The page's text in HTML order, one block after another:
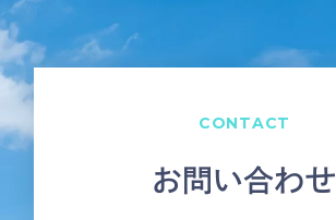
CONTACT
お問い合わせ